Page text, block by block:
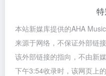
本站新媒库提供的AHA
来源于网络，不保证外部链
该外部链接的指向，不由新
下午3:54收录时，该网页上